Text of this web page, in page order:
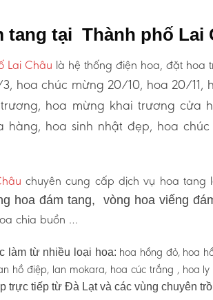
tang tại Thành phố Lai
Lai Châu là hệ thống điện hoa, đặt hoa
hoa chúc mừng 20/10, hoa 20/11,
hoa mừng khai trương cửa
hoa sinh nhật đẹp, hoa
chuyên cung cấp dịch vụ hoa tang
hoa đám tang, vòng hoa viếng
chia buồn …
làm từ nhiều loại hoa: hoa hồng đỏ, hoa
hồ điệp, lan mokara, hoa cúc trắng , hoa
trực tiếp từ Đà Lạt và các vùng chuyên